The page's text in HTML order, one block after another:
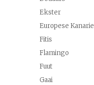
Ekster
Europese Kanarie
Fitis
Flamingo
Fuut
Gaai